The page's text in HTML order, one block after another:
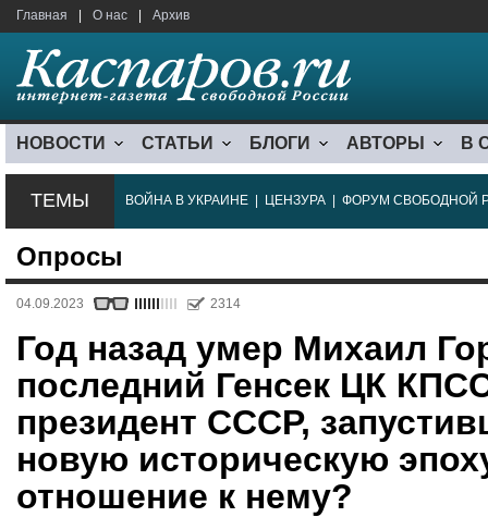
Главная О нас Архив
НОВОСТИ СТАТЬИ БЛОГИ АВТОРЫ В
ТЕМЫ ВОЙНА В УКРАИНЕ ЦЕНЗУРА ФОРУМ СВОБОДНОЙ
Опросы
04.09.2023 2314
Год назад умер Михаил
последний Генсек ЦК
президент СССР,
новую историческую
отношение к нему?